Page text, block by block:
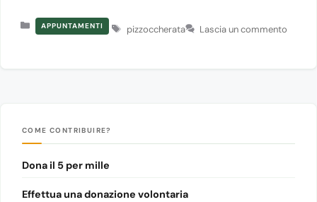
Categorie
APPUNTAMENTI Tag
pizzoccherata Lascia un commento
COME CONTRIBUIRE?
Dona il 5 per mille
Effettua una donazione volontaria